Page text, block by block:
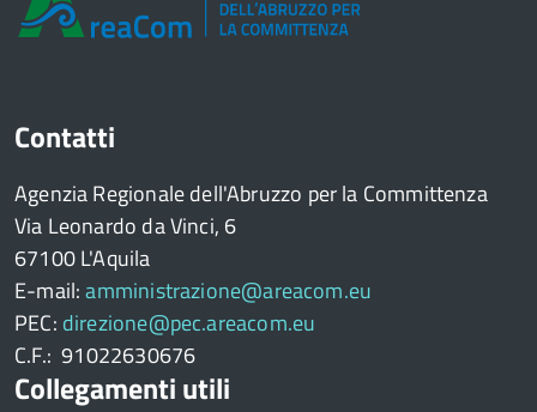
Contatti
Agenzia Regionale dell'Abruzzo per la Committenza
Via Leonardo da Vinci, 6
67100 L'Aquila
E-mail:amministrazione@areacom.eu
PEC: direzione@pec.areacom.eu
C.F.: 91022630676
Collegamenti utili